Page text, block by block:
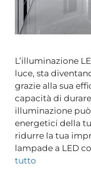
L’illuminazione
luce, sta
grazie alla sua
capacità di
illuminazione
energetici della
ridurre la tua
lampade a LED
tutto